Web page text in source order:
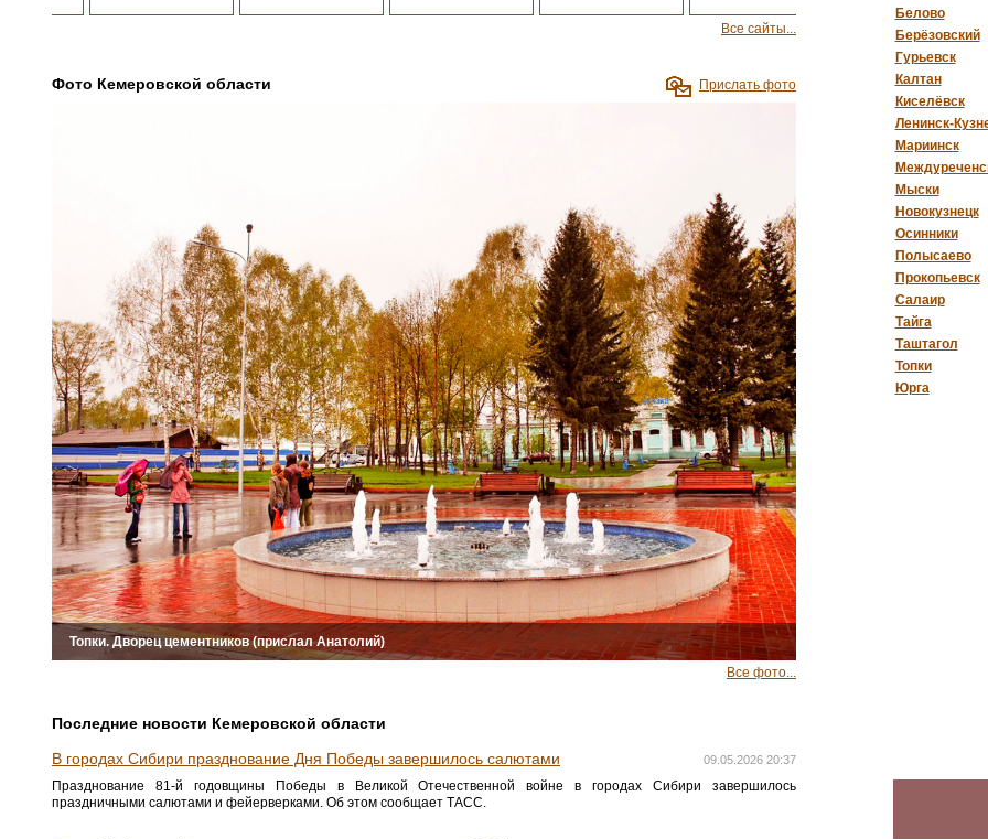
Все сайты...
Фото Кемеровской области Прислать фото
Топки. Дворец цементников (прислал Анатолий)
Все фото...
Последние новости Кемеровской области
09.05.2026 20:37
В городах Сибири празднование Дня Победы завершилось салютами
Празднование 81-й годовщины Победы в Великой Отечественной войне в городах Сибири завершилось
праздничными салютами и фейерверками. Об этом сообщает ТАСС.
Белово
Берёзовский
Гурьевск
Калтан
Киселёвск
Ленинск-
Мариинск
Мыски
Новокузнецк
Осинники
Полысаево
Прокопьевск
Салаир
Тайга
Таштагол
Топки
Юрга